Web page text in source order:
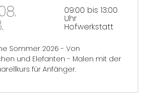
09:00 bis 13:00
Uhr
Hofwerkstatt
Sommer 2026 - Von
und Elefanten - Malen mit der
für Anfänger.